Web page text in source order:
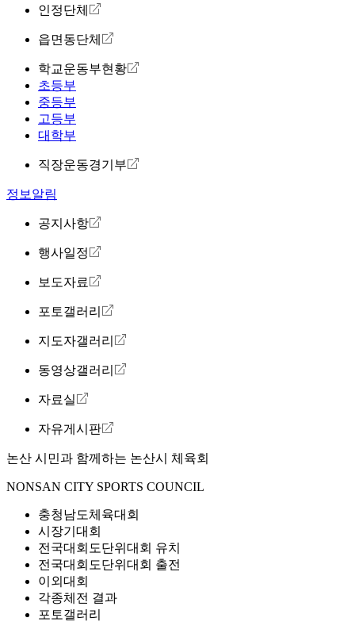
인정단체
읍면동단체
학교운동부현황
초등부
중등부
고등부
대학부
직장운동경기부
정보알림
공지사항
행사일정
보도자료
포토갤러리
지도자갤러리
동영상갤러리
자료실
자유게시판
논산 시민과 함께하는 논산시 체육회
NONSAN CITY SPORTS COUNCIL
충청남도체육대회
시장기대회
전국대회도단위대회 유치
전국대회도단위대회 출전
이외대회
각종체전 결과
포토갤러리